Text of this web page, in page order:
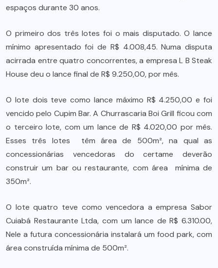
espaços durante 30 anos.
O primeiro dos três lotes foi o mais disputado. O lance
mínimo apresentado foi de R$ 4.008,45. Numa disputa
acirrada entre quatro concorrentes, a empresa L B Steak
House deu o lance final de R$ 9.250,00, por mês.
O lote dois teve como lance máximo R$ 4.250,00 e foi
vencido pelo Cupim Bar. A Churrascaria Boi Grill ficou com
o terceiro lote, com um lance de R$ 4.020,00 por mês.
Esses três lotes têm área de 500m², na qual as
concessionárias vencedoras do certame deverão
construir um bar ou restaurante, com área mínima de
350m².
O lote quatro teve como vencedora a empresa Sabor
Cuiabá Restaurante Ltda, com um lance de R$ 6.310.00,
Nele a futura concessionária instalará um food park, com
área construída mínima de 500m².